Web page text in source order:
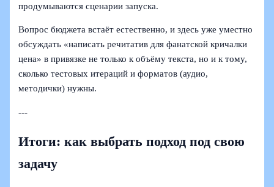
продумываются сценарии запуска.
Вопрос бюджета встаёт естественно, и здесь уже уместно
обсуждать «написать речитатив для фанатской кричалки
цена» в привязке не только к объёму текста, но и к тому,
сколько тестовых итераций и форматов (аудио,
методички) нужны.
---
Итоги: как выбрать подход под свою
задачу